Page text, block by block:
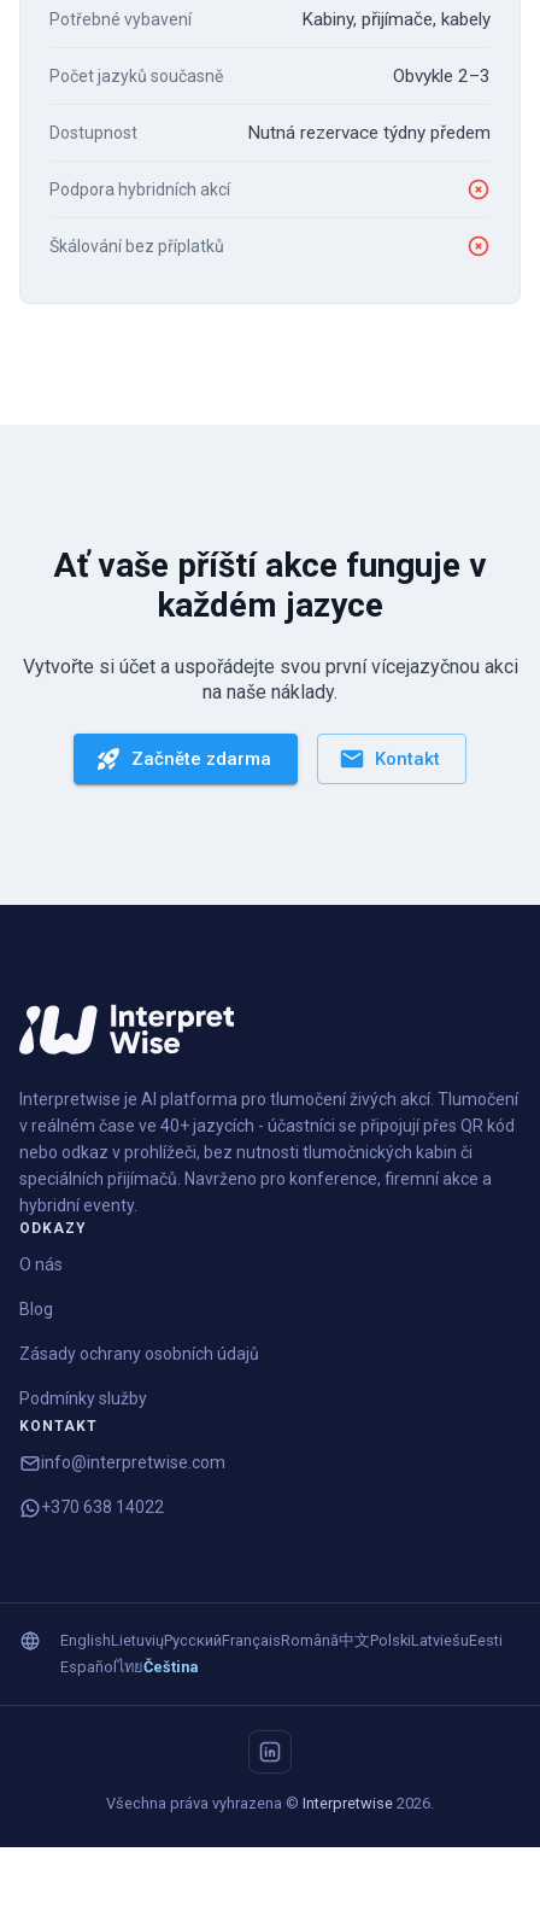
Potřebné vybavení Kabiny, přijímače, kabely
Počet jazyků současně Obvykle 2–3
Dostupnost Nutná rezervace týdny předem
Podpora hybridních akcí
Škálování bez příplatků
Ať vaše příští akce funguje v
každém jazyce
Vytvořte si účet a uspořádejte svou první vícejazyčnou akci
na naše náklady.
Začněte zdarma Kontakt
Interpretwise je AI platforma pro tlumočení živých akcí. Tlumočení
v reálném čase ve 40+ jazycích - účastníci se připojují přes QR kód
nebo odkaz v prohlížeči, bez nutnosti tlumočnických kabin či
speciálních přijímačů. Navrženo pro konference, firemní akce a
hybridní eventy.
ODKAZY
O nás
Blog
Zásady ochrany osobních údajů
Podmínky služby
KONTAKT
info@interpretwise.com
+370 638 14022
EnglishLietuviųРусскийFrançaisRomână中文PolskiLatviešuEesti
EspañolไทยČeština
Všechna práva vyhrazena © Interpretwise 2026.